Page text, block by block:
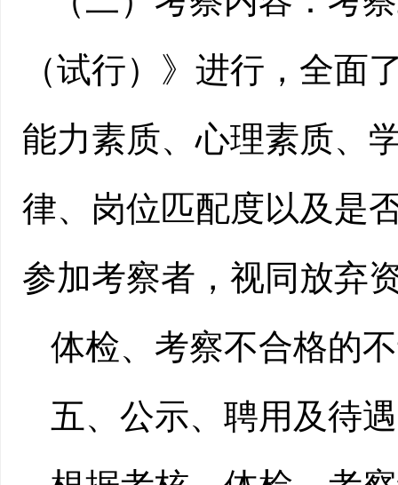
（试行）》进行，全面
能力素质、心理素质、
律、岗位匹配度以及是
参加考察者，视同放弃
体检、考察不合格的
五、公示、聘用及待遇